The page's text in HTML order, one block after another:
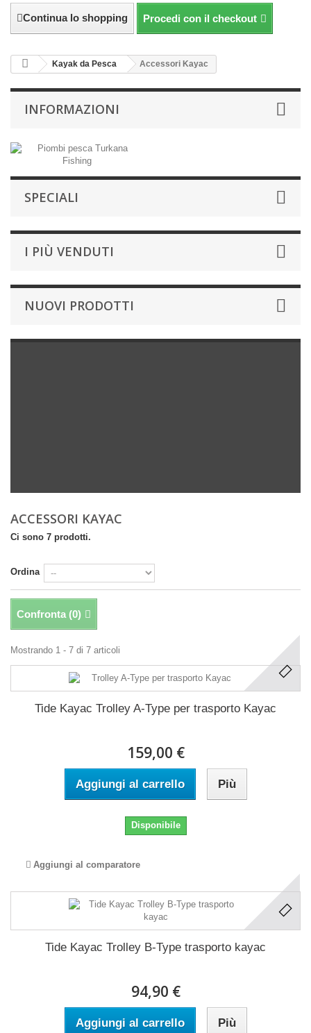
Continua lo shopping Procedi con il checkout
Kayak da Pesca Accessori Kayac
INFORMAZIONI
SPECIALI
I PIÙ VENDUTI
NUOVI PRODOTTI
ACCESSORI KAYAC
Ci sono 7 prodotti.
Ordina
Confronta (0)
Mostrando 1 - 7 di 7 articoli
Tide Kayac Trolley A-Type per trasporto Kayac
159,00 €
Aggiungi al carrello Più
Disponibile
Aggiungi al comparatore
Tide Kayac Trolley B-Type trasporto kayac
94,90 €
Aggiungi al carrello Più